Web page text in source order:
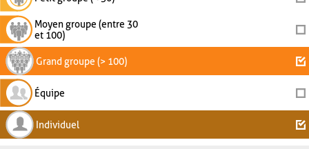
Moyen groupe (entre 30
et 100)
Grand groupe (> 100)
Équipe
Individuel